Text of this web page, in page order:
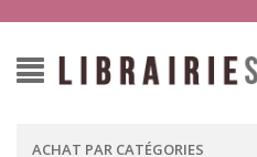
ACHAT PAR CATÉGORIES